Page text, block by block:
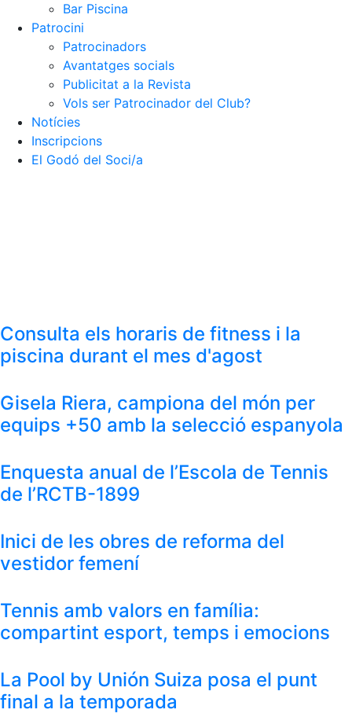
Bar Piscina
Patrocini
Patrocinadors
Avantatges socials
Publicitat a la Revista
Vols ser Patrocinador del Club?
Notícies
Inscripcions
El Godó del Soci/a
Consulta els horaris de fitness i la
piscina durant el mes d'agost
Gisela Riera, campiona del món per
equips +50 amb la selecció espanyola
Enquesta anual de l’Escola de Tennis
de l’RCTB-1899
Inici de les obres de reforma del
vestidor femení
Tennis amb valors en família:
compartint esport, temps i emocions
La Pool by Unión Suiza posa el punt
final a la temporada